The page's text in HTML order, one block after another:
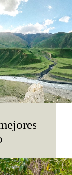
semana
guías más